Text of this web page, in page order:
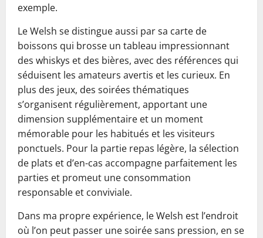
exemple.
Le Welsh se distingue aussi par sa carte de
boissons qui brosse un tableau impressionnant
des whiskys et des bières, avec des références qui
séduisent les amateurs avertis et les curieux. En
plus des jeux, des soirées thématiques
s’organisent régulièrement, apportant une
dimension supplémentaire et un moment
mémorable pour les habitués et les visiteurs
ponctuels. Pour la partie repas légère, la sélection
de plats et d’en-cas accompagne parfaitement les
parties et promeut une consommation
responsable et conviviale.
Dans ma propre expérience, le Welsh est l’endroit
où l’on peut passer une soirée sans pression, en se